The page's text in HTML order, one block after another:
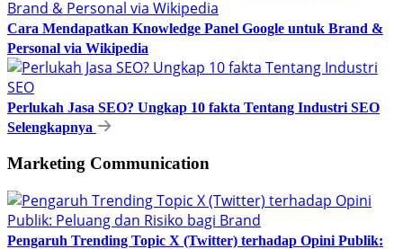
Cara Mendapatkan Knowledge Panel Google untuk Brand &
Personal via Wikipedia
Perlukah Jasa SEO? Ungkap 10 fakta Tentang Industri SEO
Selengkapnya
Marketing Communication
Pengaruh Trending Topic X (Twitter) terhadap Opini Publik: